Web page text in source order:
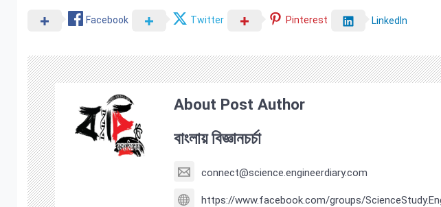
Facebook Twitter Pinterest LinkedIn
About Post Author
বাংলায় বিজ্ঞানচর্চা
connect@science.engineerdiary.com
https://www.facebook.com/groups/